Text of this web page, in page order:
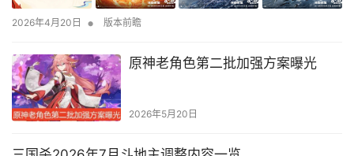
2026年4月20日 • 版本前瞻
原神老角色第二批加强方案曝光
2026年5月20日